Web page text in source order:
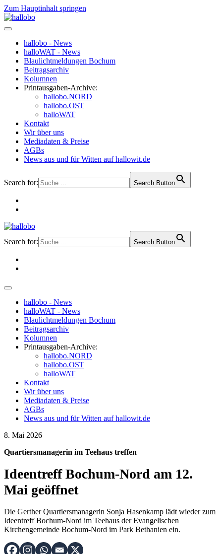
Zum Hauptinhalt springen
hallobo - News
halloWAT - News
Blaulichtmeldungen Bochum
Beitragsarchiv
Kolumnen
Printausgaben-Archive:
hallobo.NORD
hallobo.OST
halloWAT
Kontakt
Wir über uns
Mediadaten & Preise
AGBs
News aus und für Witten auf hallowit.de
Search for: Search Button
Search for: Search Button
hallobo - News
halloWAT - News
Blaulichtmeldungen Bochum
Beitragsarchiv
Kolumnen
Printausgaben-Archive:
hallobo.NORD
hallobo.OST
halloWAT
Kontakt
Wir über uns
Mediadaten & Preise
AGBs
News aus und für Witten auf hallowit.de
8. Mai 2026
Quartiersmanagerin im Teehaus treffen
Ideentreff Bochum-Nord am 12.
Mai geöffnet
Die Gerther Quartiersmanagerin Sonja Hasenkamp lädt wieder zum
Ideentreff Bochum-Nord im Teehaus der Evangelischen
Kirchengemeinde Bochum-Nord im Park Bethanien ein.